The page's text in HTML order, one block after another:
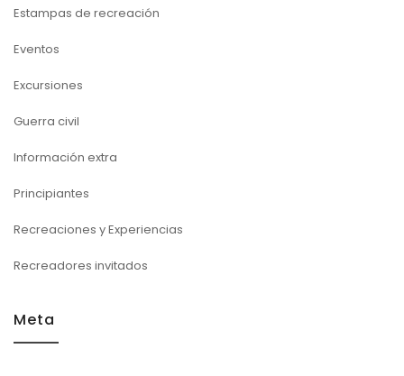
Estampas de recreación
Eventos
Excursiones
Guerra civil
Información extra
Principiantes
Recreaciones y Experiencias
Recreadores invitados
Meta